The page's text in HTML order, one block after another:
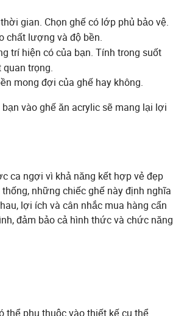
gian. Chọn ghế có lớp phủ bảo vệ.
chất lượng và độ bền.
trí hiện có của bạn. Tính trong suốt
trọng.
mong đợi của ghế hay không.
vào ghế ăn acrylic sẽ mang lại lợi
ca ngợi vì khả năng kết hợp vẻ đẹp
những chiếc ghế này định nghĩa
lợi ích và cân nhắc mua hàng cẩn
đảm bảo cả hình thức và chức năng
phụ thuộc vào thiết kế cụ thể.